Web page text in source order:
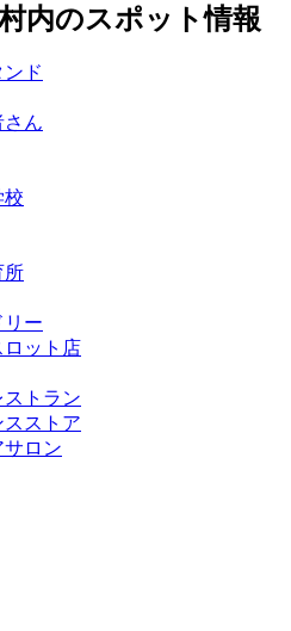
内のスポット情報
ド
ん
校
所
ー
ロット店
トラン
ストア
ロン